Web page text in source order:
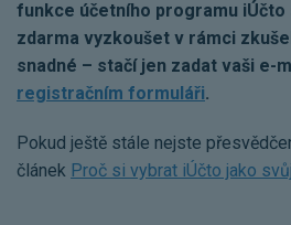
funkce účetního programu iÚčto
zdarma vyzkoušet v rámci
snadné – stačí jen zadat vaši e-
registračním formuláři.
Pokud ještě stále nejste
článek Proč si vybrat iÚčto jako